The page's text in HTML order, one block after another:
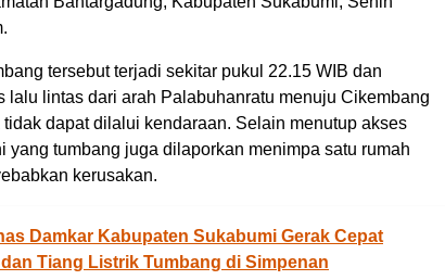
tersebut terjadi sekitar pukul 22.15 WIB dan
lalu lintas dari arah Palabuhanratu menuju Cikembang
dapat dilalui kendaraan. Selain menutup akses
yang tumbang juga dilaporkan menimpa satu rumah
kerusakan.
Damkar Kabupaten Sukabumi Gerak Cepat
Tiang Listrik Tumbang di Simpenan